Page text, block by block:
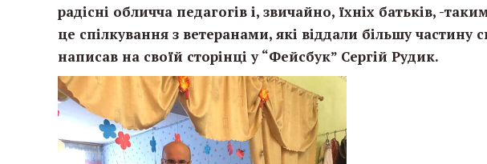
радісні обличча педагогів і, звичайно, їхніх батьків, -
це спілкування з ветеранами, які віддали більшу частину
написав на своїй сторінці у “Фейсбук” Сергій Рудик.